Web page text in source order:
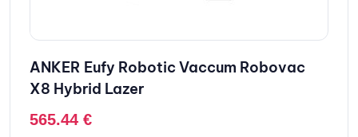
ANKER Eufy Robotic Vaccum Robovac
X8 Hybrid Lazer
565.44 €